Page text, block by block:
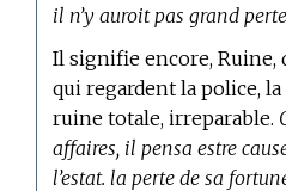
il n’y auroit pas grand
Il signifie encore, Ruine,
qui regardent la police,
ruine totale, irreparable.
affaires, il pensa estre
l’estat. la perte de sa